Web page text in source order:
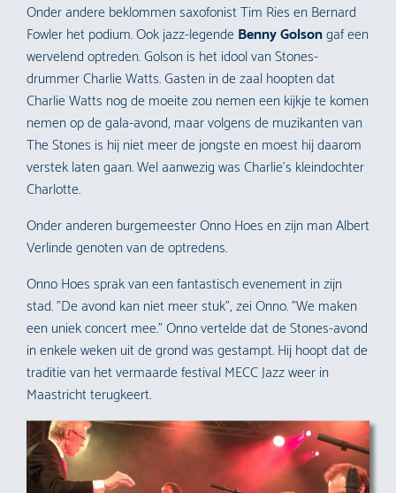
Onder andere beklommen saxofonist Tim Ries en Bernard
Fowler het podium. Ook jazz-legende Benny Golsongaf een
wervelend optreden. Golson is het idool van Stones-
drummer Charlie Watts. Gasten in de zaal hoopten dat
Charlie Watts nog de moeite zou nemen een kijkje te komen
nemen op de gala-avond, maar volgens de muzikanten van
The Stones is hij niet meer de jongste en moest hij daarom
verstek laten gaan. Wel aanwezig was Charlie’s kleindochter
Charlotte.
Onder anderen burgemeester Onno Hoes en zijn man Albert
Verlinde genoten van de optredens.
Onno Hoes sprak van een fantastisch evenement in zijn
stad. ”De avond kan niet meer stuk”, zei Onno. ”We maken
een uniek concert mee.” Onno vertelde dat de Stones-avond
in enkele weken uit de grond was gestampt. Hij hoopt dat de
traditie van het vermaarde festival MECC Jazz weer in
Maastricht terugkeert.